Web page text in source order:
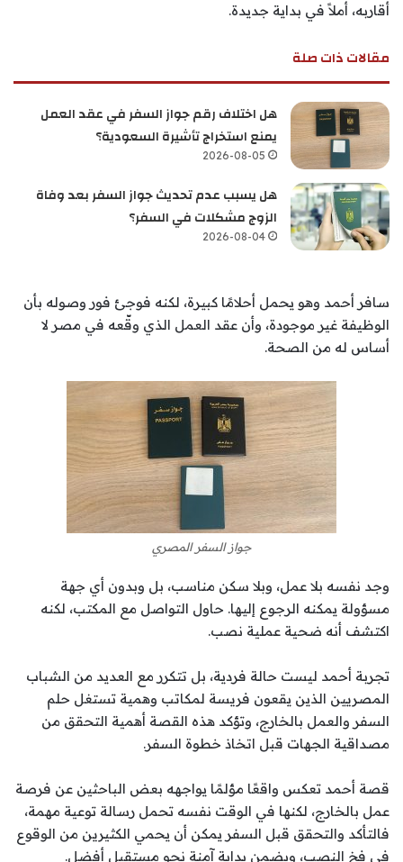
أقاربه، أملاً في بداية جديدة.
مقالات ذات صلة
هل اختلاف رقم جواز السفر في عقد العمل
يمنع استخراج تأشيرة السعودية؟
2026-08-05
هل يسبب عدم تحديث جواز السفر بعد وفاة
الزوج مشكلات في السفر؟
2026-08-04
سافر أحمد وهو يحمل أحلامًا كبيرة، لكنه فوجئ فور وصوله بأن
الوظيفة غير موجودة، وأن عقد العمل الذي وقّعه في مصر لا
أساس له من الصحة.
جواز السفر المصري
وجد نفسه بلا عمل، وبلا سكن مناسب، بل وبدون أي جهة
مسؤولة يمكنه الرجوع إليها. حاول التواصل مع المكتب، لكنه
اكتشف أنه ضحية عملية نصب.
تجربة أحمد ليست حالة فردية، بل تتكرر مع العديد من الشباب
المصريين الذين يقعون فريسة لمكاتب وهمية تستغل حلم
السفر والعمل بالخارج، وتؤكد هذه القصة أهمية التحقق من
مصداقية الجهات قبل اتخاذ خطوة السفر.
قصة أحمد تعكس واقعًا مؤلمًا يواجهه بعض الباحثين عن فرصة
عمل بالخارج، لكنها في الوقت نفسه تحمل رسالة توعية مهمة،
فالتأكد والتحقق قبل السفر يمكن أن يحمي الكثيرين من الوقوع
في فخ النصب، ويضمن بداية آمنة نحو مستقبل أفضل.